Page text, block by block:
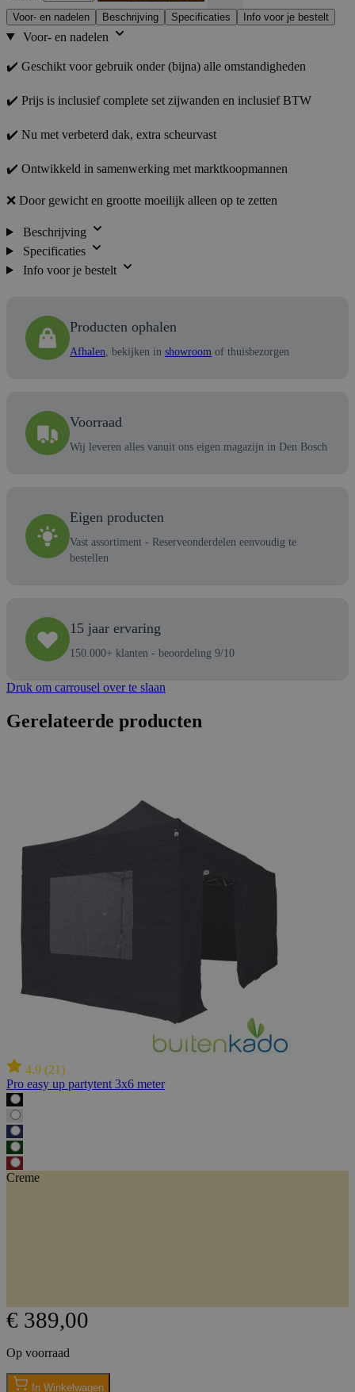
Voor- en nadelen
Beschrijving Specificaties Info voor je bestelt
Voor- en nadelen
✔️ Geschikt voor gebruik onder (bijna) alle omstandigheden
✔️ Prijs is inclusief complete set zijwanden en inclusief BTW
✔️ Nu met verbeterd dak, extra scheurvast
✔️ Ontwikkeld in samenwerking met marktkoopmannen
❌ Door gewicht en grootte moeilijk alleen op te zetten
Beschrijving
Specificaties
Info voor je bestelt
Producten ophalen
Afhalen , bekijken in showroom of thuisbezorgen
Voorraad
Wij leveren alles vanuit ons eigen magazijn in Den Bosch
Eigen producten
Vast assortiment - Reserveonderdelen eenvoudig te
bestellen
15 jaar ervaring
150.000+ klanten - beoordeling 9/10
Druk om carrousel over te slaan
Gerelateerde producten
4.9 (21)
Pro easy up partytent 3x6 meter
Creme
€ 389,00
Op voorraad
In Winkelwagen